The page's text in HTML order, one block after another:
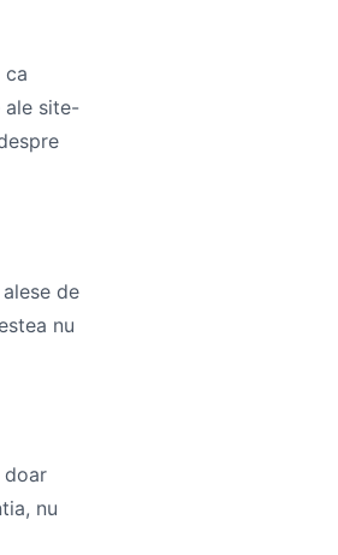
ca
ale site-
de
nu
doar
nu